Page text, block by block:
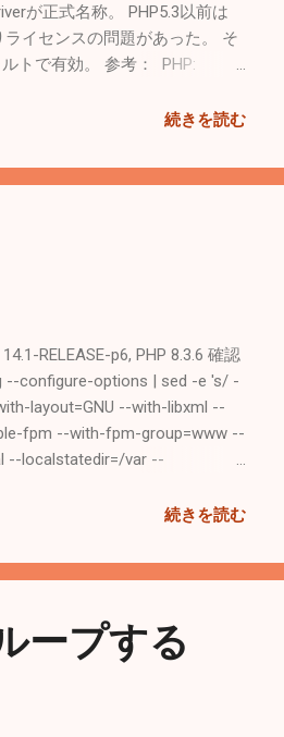
が正式名称。 PHP5.3以前は
イセンスの問題があった。 そ
トで有効。 参考： PHP:
イブラリ。 php-mysqliはPHP
うか選択できる。 MySQL
。 # php-config --configure-
--ini .... Loaded Configuration
続きを読む
RELEASE-p6, PHP 8.3.6 確認
--configure-options | sed -e 's/ -
layout=GNU --with-libxml --
fpm --with-fpm-group=www --
--localstatedir=/var --
include -fno-strict-aliasing
続きを読む
ープする